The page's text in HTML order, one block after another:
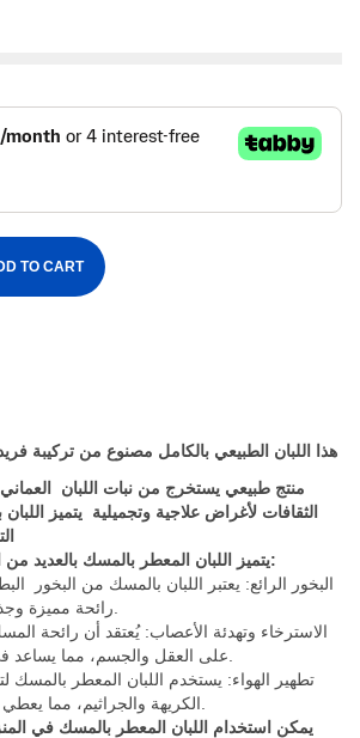
TO CART
هذا اللبان الطبيعي بالكامل مصنوع من تركيبة
منتج طبيعي يستخرج من نبات اللبان
الثقافات لأغراض علاجية وتجميلية يتميز اللبان
يتميز اللبان المعطر بالمسك بالعديد من الخصائص والفوائد، منها:
البخور الرائع: يعتبر اللبان بالمسك من البخور
رائحة مميزة
الاسترخاء وتهدئة الأعصاب:يُعتقد أن رائحة
على العقل والجسم، مما يساعد
تطهير الهواء: يستخدم اللبان المعطر بالمسك
الكريهة والجراثيم، مما يعطي
يمكن استخدام اللبان المعطر بالمسك في